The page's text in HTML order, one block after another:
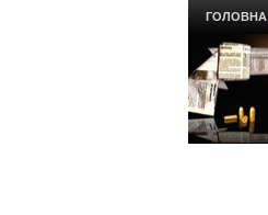
ГОЛОВНА